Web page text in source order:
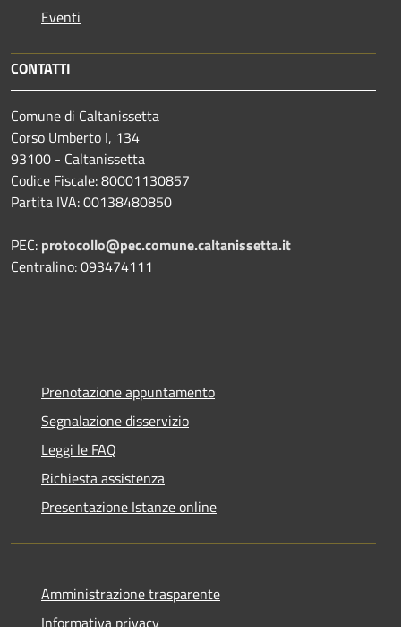
Eventi
CONTATTI
Comune di Caltanissetta
Corso Umberto I, 134
93100 - Caltanissetta
Codice Fiscale: 80001130857
Partita IVA: 00138480850
PEC: protocollo@pec.comune.caltanissetta.it
Centralino: 093474111
Prenotazione appuntamento
Segnalazione disservizio
Leggi le FAQ
Richiesta assistenza
Presentazione Istanze online
Amministrazione trasparente
Informativa privacy